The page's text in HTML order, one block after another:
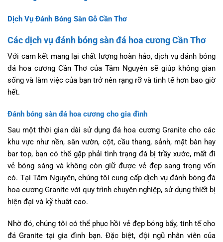
Dịch Vụ Đánh Bóng Sàn Gỗ Cần Thơ
Các dịch vụ đánh bóng sàn đá hoa cương Cần Thơ
Với cam kết mang lại chất lượng hoàn hảo, dịch vụ đánh bóng
đá hoa cương Cần Thơ của Tâm Nguyên sẽ giúp không gian
sống và làm việc của bạn trở nên rạng rỡ và tinh tế hơn bao giờ
hết.
Đánh bóng sàn đá hoa cương cho gia đình
Sau một thời gian dài sử dụng đá hoa cương Granite cho các
khu vực như nền, sân vườn, cột, cầu thang, sảnh, mặt bàn hay
bar top, bạn có thể gặp phải tình trạng đá bị trầy xước, mất đi
vẻ bóng sáng và không còn giữ được vẻ đẹp sang trọng vốn
có. Tại Tâm Nguyên, chúng tôi cung cấp dịch vụ đánh bóng đá
hoa cương Granite với quy trình chuyên nghiệp, sử dụng thiết bị
hiện đại và kỹ thuật cao.
Nhờ đó, chúng tôi có thể phục hồi vẻ đẹp bóng bẩy, tinh tế cho
đá Granite tại gia đình bạn. Đặc biệt, đội ngũ nhân viên của